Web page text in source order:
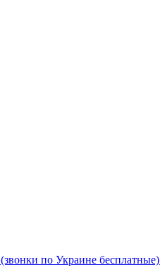
(звонки по Украине бесплатные)